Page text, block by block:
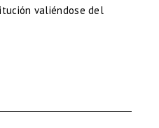
valiéndose del